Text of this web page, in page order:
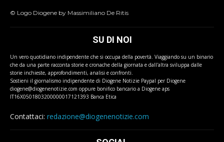
© Logo Diogene by Massimiliano De Ritis
SU DI NOI
Un vero quotidiano indipendente che si occupa della povertà. Viaggiando su un binario
che da una parte racconta storie e cronache della giornata e dall'altra sviluppa dalle
storie inchieste, approfondimenti, analisi e confronti.
Sostieni il giornalismo indipendente di Diogene Notizie Paypal per Diogene
diogene@diogenenotizie.com oppure bonifico bancario a Diogene aps
IT16X0501803200000017121393 Banca Etica
Contattaci: redazione@diogenenotizie.com